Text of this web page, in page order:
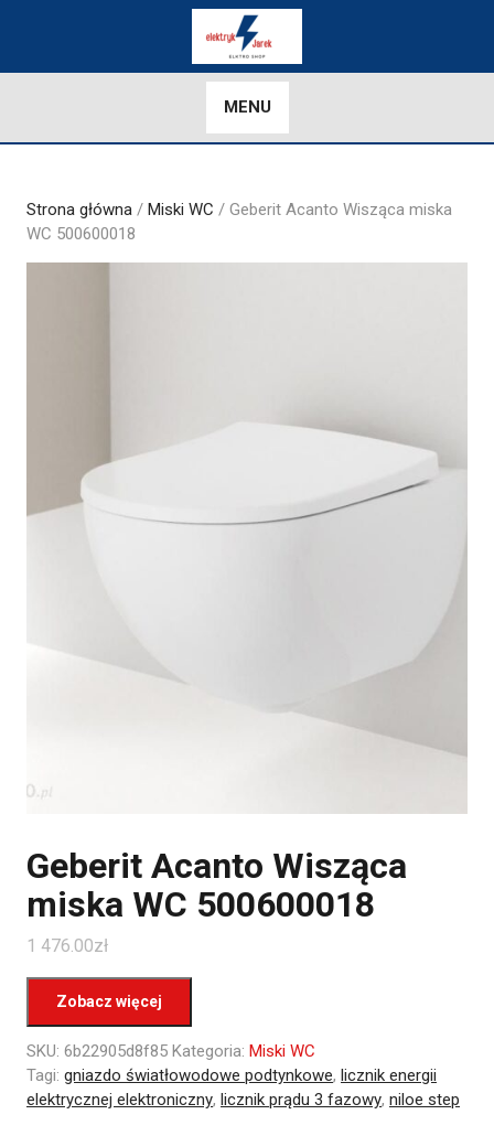
MENU
Strona główna / Miski WC / Geberit Acanto Wisząca miska
WC 500600018
Geberit Acanto Wisząca
miska WC 500600018
1 476.00zł
Zobacz więcej
SKU: 6b22905d8f85 Kategoria: Miski WC
Tagi: gniazdo światłowodowe podtynkowe, licznik energii
elektrycznej elektroniczny, licznik prądu 3 fazowy, niloe step